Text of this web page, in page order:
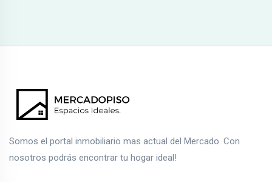
Somos el portal inmobiliario mas actual del Mercado. Con
nosotros podrás encontrar tu hogar ideal!